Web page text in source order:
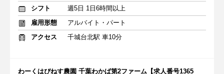
シフト
週5日 1日6時間以上
雇用形態
アルバイト・パート
アクセス
千城台北駅 車10分
わーくはぴねす農園 千葉わかば第2ファーム【求人番号1365